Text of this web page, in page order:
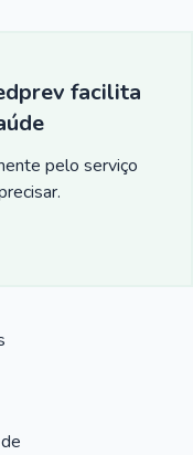
facilita
pelo serviço